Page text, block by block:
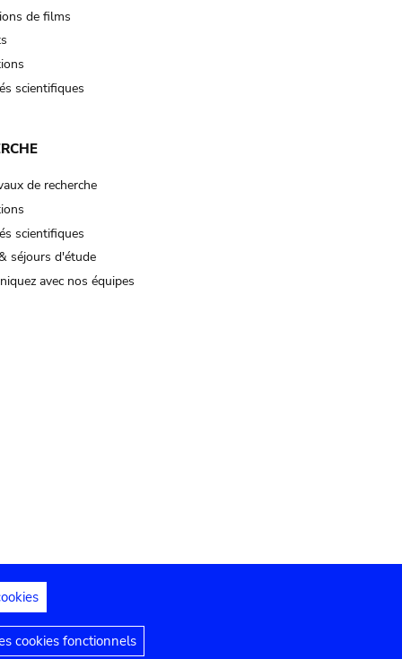
de films
scientifiques
de recherche
scientifiques
séjours d'étude
avec nos équipes
juridiques Déclaration d'accessibilité
cookies fonctionnels